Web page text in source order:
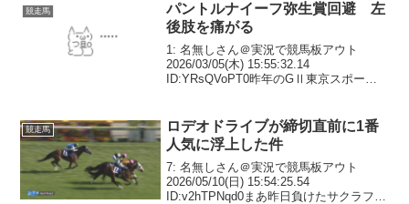
競走馬
パントルナイーフ弥生賞回避 左
後肢を痛がる
1: 名無しさん＠実況で競馬板アウト
2026/03/05(木) 15:55:32.14
ID:YRsQVoPT0昨年のGⅡ東京スポーツ
（牡3・木村）は、同レースへの...
競走馬
ロデオドライブが締切直前に1番
人気に浮上した件
7: 名無しさん＠実況で競馬板アウト
2026/05/10(日) 15:54:25.54
ID:v2hTPNqd0まあ昨日負けたサクラファ